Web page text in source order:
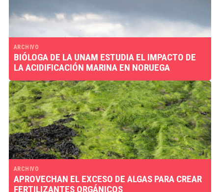
ARCHIVO
BIÓLOGA DE LA UNAM ESTUDIA EL IMPACTO DE
LA ACIDIFICACIÓN MARINA EN NORUEGA
ARCHIVO
APROVECHAN EL EXCESO DE ALGAS PARA CREAR
FERTILIZANTES ORGÁNICOS